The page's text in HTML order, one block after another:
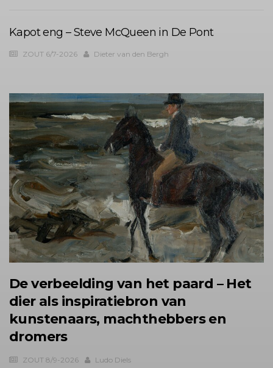
Kapot eng – Steve McQueen in De Pont
ZOUT 6/7-2026 Dieter van den Bergh
De verbeelding van het paard – Het
dier als inspiratiebron van
kunstenaars, machthebbers en
dromers
ZOUT 8/9-2026 Ludo Diels